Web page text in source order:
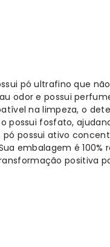
pó ultrafino que
odor e possui
na limpeza, o
fosfato,
pó possui ativo
embalagem é 100%
positiva